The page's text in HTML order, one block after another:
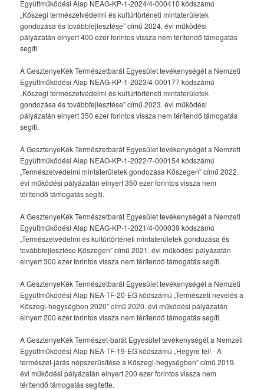
Együttműködési Alap NEAG-KP-1-2024/4-000410 kódszámú
„Kőszegi természetvédelmi és kultúrtörténeti mintaterületek
gondozása és továbbfejlesztése” című 2024. évi működési
pályázatán elnyert 400 ezer forintos vissza nem térítendő támogatás
segíti.
A GesztenyeKék Természetbarát Egyesület tevékenységét a Nemzeti
Együttműködési Alap NEAG-KP-1-2023/4-000177 kódszámú
„Kőszegi természetvédelmi és kultúrtörténeti mintaterületek
gondozása és továbbfejlesztése” című 2023. évi működési
pályázatán elnyert 350 ezer forintos vissza nem térítendő támogatás
segíti.
A GesztenyeKék Természetbarát Egyesület tevékenységét a Nemzeti
Együttműködési Alap NEAO-KP-1-2022/7-000154 kódszámú
„Természetvédelmi mintaterületek gondozása Kőszegen” című 2022.
évi működési pályázatán elnyert 350 ezer forintos vissza nem
térítendő támogatás segíti.
A GesztenyeKék Természetbarát Egyesület tevékenységét a Nemzeti
Együttműködési Alap NEAG-KP-1-2021/4-000039 kódszámú
„Természetvédelmi és kultúrtörténeti mintaterületek gondozása és
továbbfejlesztése Kőszegen” című 2021. évi működési pályázatán
elnyert 300 ezer forintos vissza nem térítendő támogatás segíti.
A GesztenyeKék Természetbarát Egyesület tevékenységét a Nemzeti
Együttműködési Alap NEA-TF-20-EG kódszámú „Természeti nevelés a
Kőszegi-hegységben 2020” című 2020. évi működési pályázatán
elnyert 200 ezer forintos vissza nem térítendő támogatás segíti.
A GesztenyeKék Természet-barát Egyesület tevékenységét a Nemzeti
Együttműködési Alap NEA-TF-19-EG kódszámú „Hegyre fel! - A
természet-járás népszerűsítése a Kőszegi-hegységben” című 2019.
évi működési pályázatán elnyert 200 ezer forintos vissza nem
térítendő támogatás segítette.